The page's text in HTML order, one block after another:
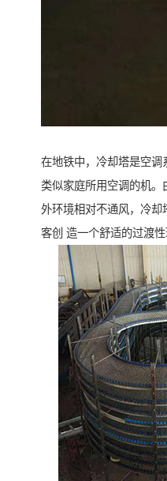
在地铁中，冷却塔是空调
类似家庭所用空调的机
外环境相对不通风，冷
客创 造一个舒适的过渡性